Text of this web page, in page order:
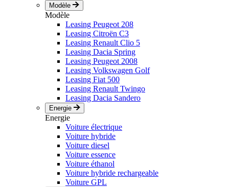
Modèle
Modèle
Leasing Peugeot 208
Leasing Citroën C3
Leasing Renault Clio 5
Leasing Dacia Spring
Leasing Peugeot 2008
Leasing Volkswagen Golf
Leasing Fiat 500
Leasing Renault Twingo
Leasing Dacia Sandero
Energie
Energie
Voiture électrique
Voiture hybride
Voiture diesel
Voiture essence
Voiture éthanol
Voiture hybride rechargeable
Voiture GPL